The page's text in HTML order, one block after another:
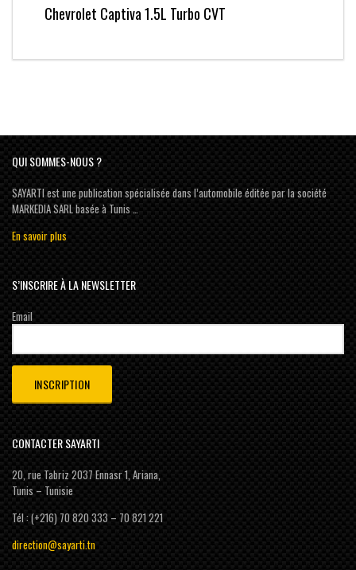
Chevrolet Captiva 1.5L Turbo CVT
QUI SOMMES-NOUS ?
SAYARTI est une publication spécialisée dans l’automobile éditée par la société
MARKEDIA SARL basée à Tunis …
En savoir plus
S’INSCRIRE À LA NEWSLETTER
Email
CONTACTER SAYARTI
20, rue Tabriz 2037 Ennasr 1, Ariana,
Tunis – Tunisie
Tél : (+216) 70 820 333 – 70 821 221
direction@sayarti.tn